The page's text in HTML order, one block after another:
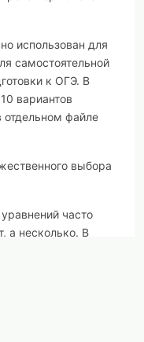
использован для
самостоятельной
к ОГЭ. В
вариантов
отдельном файле
выбора
часто
а несколько. В
предложенного
и неверные.
а после